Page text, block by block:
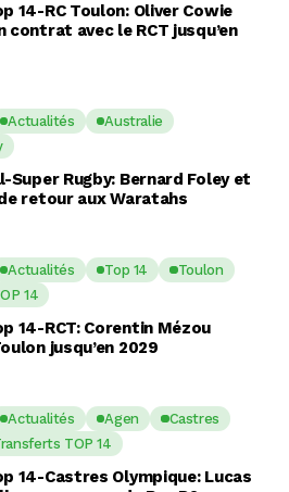
14-RC Toulon: Oliver Cowie
contrat avec le RCT jusqu’en
Actualités
Australie
Rugby: Bernard Foley et
retour aux Waratahs
Actualités Top 14
Toulon
14
14-RCT: Corentin Mézou
jusqu’en 2029
Actualités Agen
Castres
TOP 14
14-Castres Olympique: Lucas